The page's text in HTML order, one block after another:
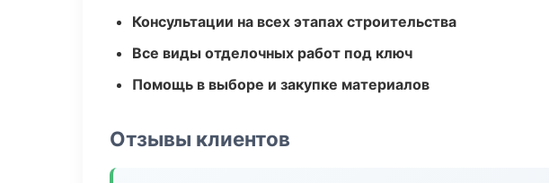
Консультации на всех этапах строительства
Все виды отделочных работ под ключ
Помощь в выборе и закупке материалов
Отзывы клиентов